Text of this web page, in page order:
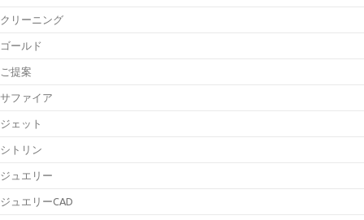
クリーニング
ゴールド
ご提案
サファイア
ジェット
シトリン
ジュエリー
ジュエリーCAD